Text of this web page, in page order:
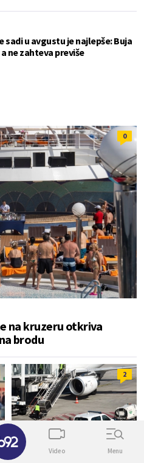
sadi u avgustu je najlepše: Buja
ne zahteva previše
0
na kruzeru otkriva
brodu
2
HAOS NA LETU IZ LONDONA
Video Menu